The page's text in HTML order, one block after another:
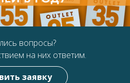
вопросы?
на них ответим.
заявку